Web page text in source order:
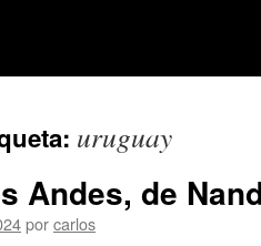
uruguay
Andes, de
porcarlos